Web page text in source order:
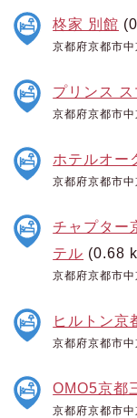
柊家 別館
京都府京都市
プリンス
京都府京都市
ホテルオー
京都府京都市
チャプター
テル (0.68
京都府京都市
ヒルトン京
京都府京都市
OMO5京都
京都府京都市